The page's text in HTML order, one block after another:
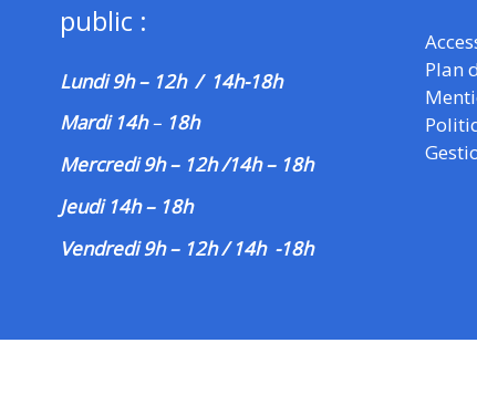
public :
Lundi 9h – 12h / 14h-18h
Mardi 14h– 18h
Mercredi 9h – 12h /14h – 18h
Jeudi 14h – 18h
Vendredi 9h – 12h / 14h -18h
Plan